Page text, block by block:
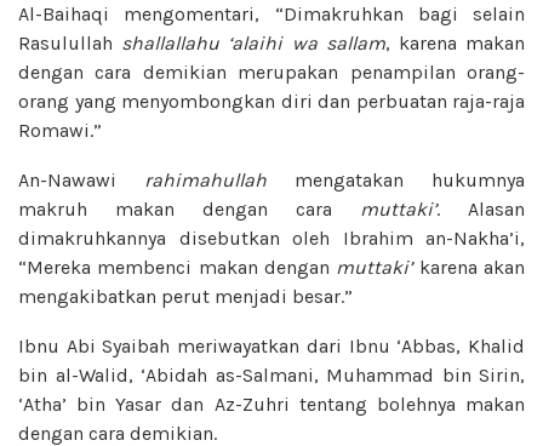
Al-Baihaqi mengomentari, “Dimakruhkan bagi selain
Rasulullah shallallahu ‘alaihi wa sallam, karena makan
dengan cara demikian merupakan penampilan orang-
orang yang menyombongkan diri dan perbuatan raja-raja
Romawi.”
An-Nawawi rahimahullah mengatakan hukumnya
makruh makan dengan cara
muttaki’. Alasan
dimakruhkannya disebutkan oleh Ibrahim an-Nakha’i,
“Mereka membenci makan dengan muttaki’ karena akan
mengakibatkan perut menjadi besar.”
Ibnu Abi Syaibah meriwayatkan dari Ibnu ‘Abbas, Khalid
bin al-Walid, ‘Abidah as-Salmani, Muhammad bin Sirin,
‘Atha’ bin Yasar dan Az-Zuhri tentang bolehnya makan
dengan cara demikian.